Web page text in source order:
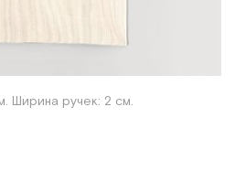
Ширина ручек: 2 см.